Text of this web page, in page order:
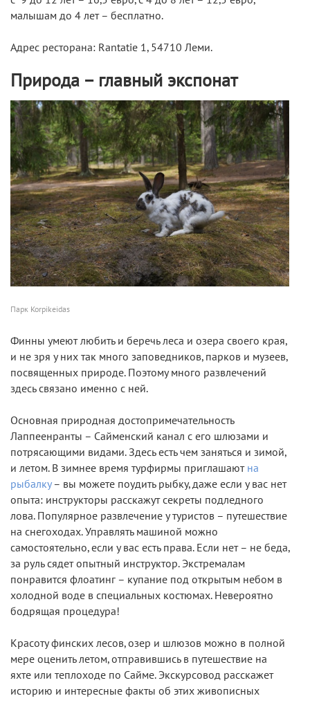
малышам до 4 лет – бесплатно.
Адрес ресторана: Rantatie 1, 54710 Леми.
Природа – главный экспонат
Парк Korpikeidas
Финны умеют любить и беречь леса и озера своего края,
и не зря у них так много заповедников, парков и музеев,
посвященных природе. Поэтому много развлечений
здесь связано именно с ней.
Основная природная достопримечательность
Лаппеенранты – Сайменский канал с его шлюзами и
потрясающими видами. Здесь есть чем заняться и зимой,
и летом. В зимнее время турфирмы приглашают на
рыбалку– вы можете поудить рыбку, даже если у вас нет
опыта: инструкторы расскажут секреты подледного
лова. Популярное развлечение у туристов – путешествие
на снегоходах. Управлять машиной можно
самостоятельно, если у вас есть права. Если нет – не беда,
за руль сядет опытный инструктор. Экстремалам
понравится флоатинг – купание под открытым небом в
холодной воде в специальных костюмах. Невероятно
бодрящая процедура!
Красоту финских лесов, озер и шлюзов можно в полной
мере оценить летом, отправившись в путешествие на
яхте или теплоходе по Сайме. Экскурсовод расскажет
историю и интересные факты об этих живописных